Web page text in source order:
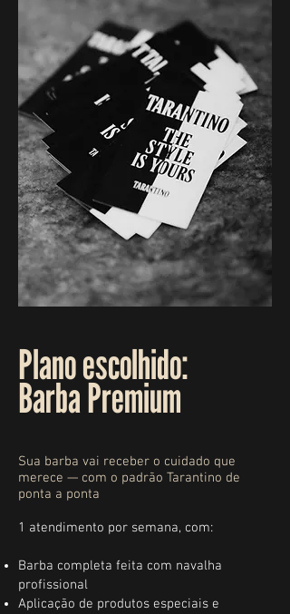
Plano escolhido:
Barba Premium
Sua barba vai receber o cuidado que
merece — com o padrão Tarantino de
ponta a ponta
1 atendimento por semana, com:
Barba completa feita com navalha
profissional
Aplicação de produtos especiais e